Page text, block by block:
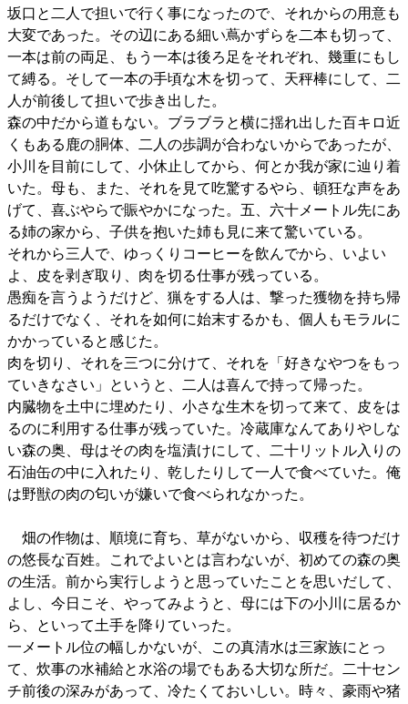
坂口と二人で担いで行く事になったので、それからの用意も
大変であった。その辺にある細い蔦かずらを二本も切って、
一本は前の両足、もう一本は後ろ足をそれぞれ、幾重にもし
て縛る。そして一本の手頃な木を切って、天秤棒にして、二
人が前後して担いで歩き出した。
森の中だから道もない。ブラブラと横に揺れ出した百キロ近
くもある鹿の胴体、二人の歩調が合わないからであったが、
小川を目前にして、小休止してから、何とか我が家に辿り着
いた。母も、また、それを見て吃驚するやら、頓狂な声をあ
げて、喜ぶやらで賑やかになった。五、六十メートル先にあ
る姉の家から、子供を抱いた姉も見に来て驚いている。
それから三人で、ゆっくりコーヒーを飲んでから、いよい
よ、皮を剥ぎ取り、肉を切る仕事が残っている。
愚痴を言うようだけど、猟をする人は、撃った獲物を持ち帰
るだけでなく、それを如何に始末するかも、個人もモラルに
かかっていると感じた。
肉を切り、それを三つに分けて、それを「好きなやつをもっ
ていきなさい」というと、二人は喜んで持って帰った。
内臓物を土中に埋めたり、小さな生木を切って来て、皮をは
るのに利用する仕事が残っていた。冷蔵庫なんてありやしな
い森の奥、母はその肉を塩漬けにして、二十リットル入りの
石油缶の中に入れたり、乾したりして一人で食べていた。俺
は野獣の肉の匂いが嫌いで食べられなかった。
畑の作物は、順境に育ち、草がないから、収穫を待つだけ
の悠長な百姓。これでよいとは言わないが、初めての森の奥
の生活。前から実行しようと思っていたことを思いだして、
よし、今日こそ、やってみようと、母には下の小川に居るか
ら、といって土手を降りていった。
一メートル位の幅しかないが、この真清水は三家族にとっ
て、炊事の水補給と水浴の場でもある大切な所だ。二十セン
チ前後の深みがあって、冷たくておいしい。時々、豪雨や猪